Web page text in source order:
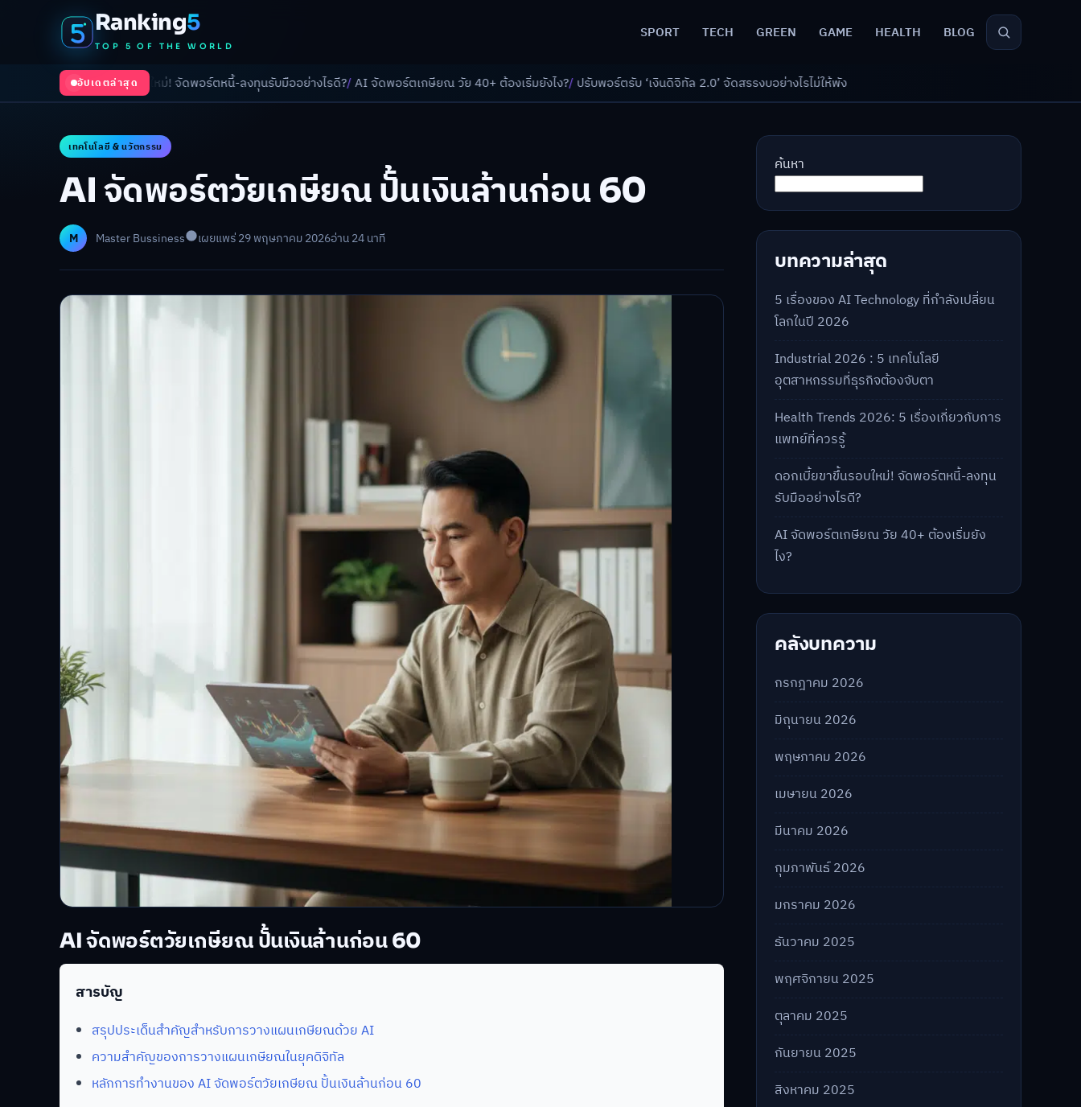
Ranking5
TOP 5 OF THE WORLD
SPORT TECH GREEN GAME HEALTH BLOG
อัปเดตล่าสุด
ขึ้นรอบใหม่! จัดพอร์ตหนี้-ลงทุนรับมืออย่างไรดี?/AI จัดพอร์ตเกษียณ วัย 40+ ต้องเริ่มยังไง?/ปรับพอร์ตรับ ‘เงินดิจิทัล 2.0’ จัดสรรงบอย่างไรไม่ให้พัง
เทคโนโลยี & นวัตกรรม
AI จัดพอร์ตวัยเกษียณ ปั้นเงินล้านก่อน 60
M Master Bussiness เผยแพร่ 29 พฤษภาคม 2026อ่าน 24 นาที
AI จัดพอร์ตวัยเกษียณ ปั้นเงินล้านก่อน 60
สารบัญ
สรุปประเด็นสำคัญสำหรับการวางแผนเกษียณด้วย AI
ความสำคัญของการวางแผนเกษียณในยุคดิจิทัล
หลักการทำงานของ AI จัดพอร์ตวัยเกษียณ ปั้นเงินล้านก่อน 60
ค้นหา
บทความล่าสุด
5 เรื่องของ AI Technology ที่กำลังเปลี่ยน
โลกในปี 2026
Industrial 2026 : 5 เทคโนโลยี
อุตสาหกรรมที่ธุรกิจต้องจับตา
Health Trends 2026: 5 เรื่องเกี่ยวกับการ
แพทย์ที่ควรรู้
ดอกเบี้ยขาขึ้นรอบใหม่! จัดพอร์ตหนี้-ลงทุน
รับมืออย่างไรดี?
AI จัดพอร์ตเกษียณ วัย 40+ ต้องเริ่มยัง
ไง?
คลังบทความ
กรกฎาคม 2026
มิถุนายน 2026
พฤษภาคม 2026
เมษายน 2026
มีนาคม 2026
กุมภาพันธ์ 2026
มกราคม 2026
ธันวาคม 2025
พฤศจิกายน 2025
ตุลาคม 2025
กันยายน 2025
สิงหาคม 2025